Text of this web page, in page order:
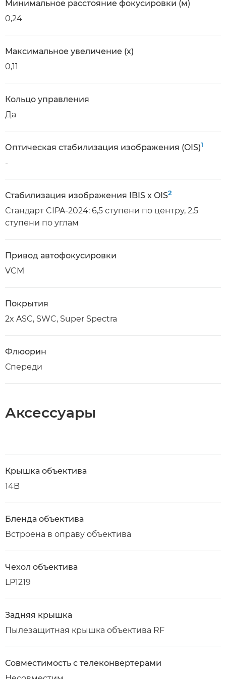
Минимальное расстояние фокусировки (м)
0,24
Максимальное увеличение (x)
0,11
Кольцо управления
Да
Оптическая стабилизация изображения (OIS)1
-
Стабилизация изображения IBIS x OIS2
Стандарт CIPA-2024: 6,5 ступени по центру, 2,5
ступени по углам
Привод автофокусировки
VCM
Покрытия
2x ASC, SWC, Super Spectra
Флюорин
Спереди
Аксессуары
Крышка объектива
14B
Бленда объектива
Встроена в оправу объектива
Чехол объектива
LP1219
Задняя крышка
Пылезащитная крышка объектива RF
Совместимость с телеконвертерами